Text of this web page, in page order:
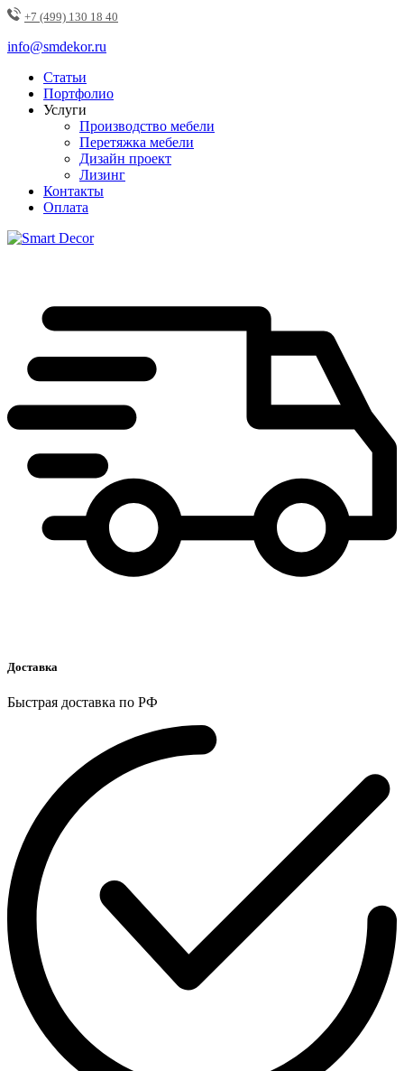
+7 (499) 130 18 40
info@smdekor.ru
Статьи
Портфолио
Услуги
Производство мебели
Перетяжка мебели
Дизайн проект
Лизинг
Контакты
Оплата
Доставка
Быстрая доставка по РФ